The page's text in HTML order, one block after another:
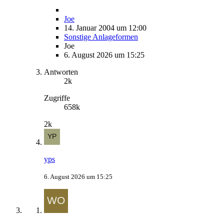
Joe
14. Januar 2004 um 12:00
Sonstige Anlageformen
Joe
6. August 2026 um 15:25
Antworten
2k
Zugriffe
658k
2k
yps
6. August 2026 um 15:25